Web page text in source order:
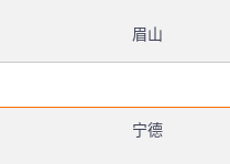
眉山
宁德